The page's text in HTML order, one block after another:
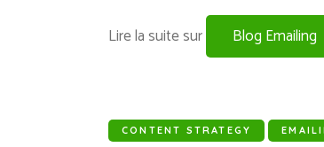
Lire la suite sur Blog Emailing
CONTENT STRATEGY